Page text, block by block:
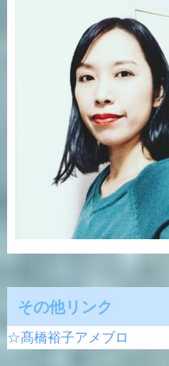
その他リンク
☆髙橋裕子アメブロ